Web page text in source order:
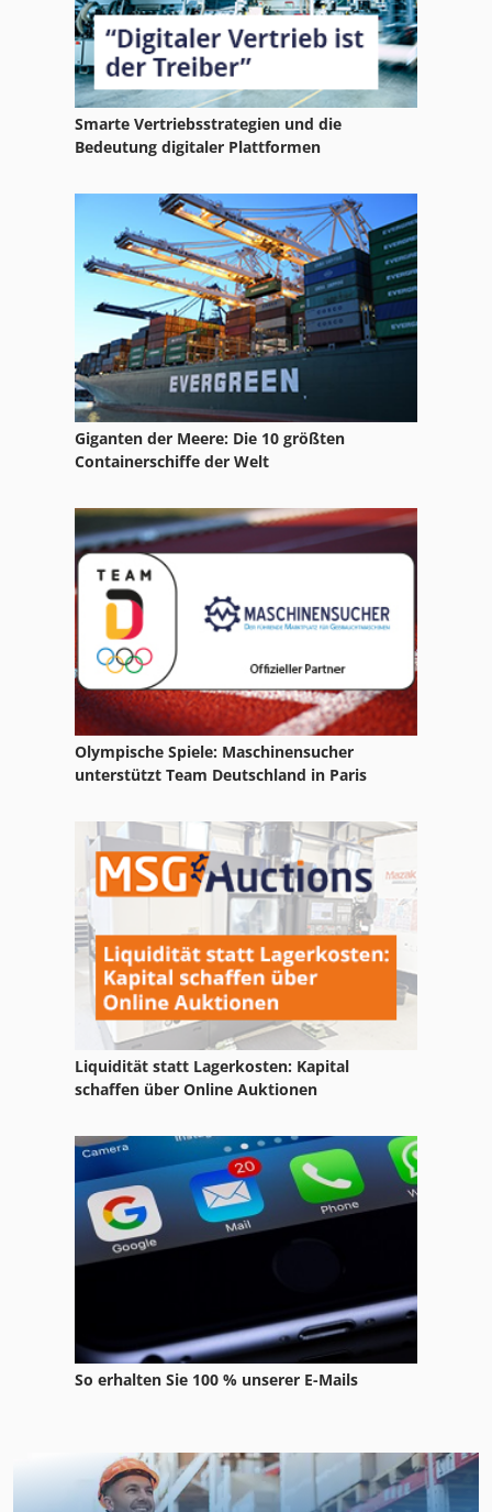
Palettenherstellungsmaschine
Palettenhubwagen
Palettenpresse
Palettenstapelmaschine
Palettenwechsler
Vertikales Bearbeitungszentrum
Werkzeugmagazin
Smarte Vertriebsstrategien und die
Bedeutung digitaler Plattformen
Giganten der Meere: Die 10 größten
Containerschiffe der Welt
Olympische Spiele: Maschinensucher
unterstützt Team Deutschland in Paris
Liquidität statt Lagerkosten: Kapital
schaffen über Online Auktionen
So erhalten Sie 100 % unserer E-Mails